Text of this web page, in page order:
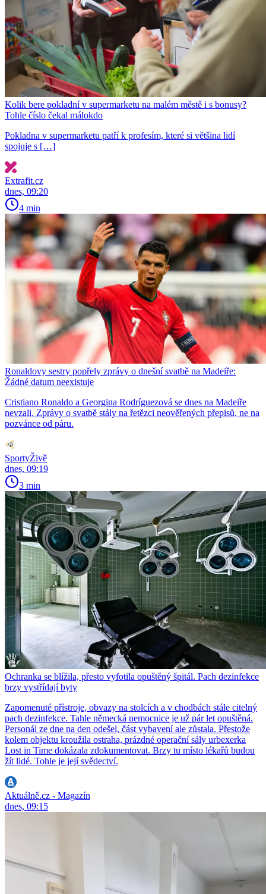
Kolik bere pokladní v supermarketu na malém městě i s bonusy?
Tohle číslo čekal málokdo
Pokladna v supermarketu patří k profesím, které si většina lidí
spojuje s […]
Extrafit.cz
dnes, 09:20
4 min
Ronaldovy sestry popřely zprávy o dnešní svatbě na Madeiře:
Žádné datum neexistuje
Cristiano Ronaldo a Georgina Rodríguezová se dnes na Madeiře
nevzali. Zprávy o svatbě stály na řetězci neověřených přepisů, ne na
pozvánce od páru.
SportyŽivě
dnes, 09:19
3 min
Ochranka se blížila, přesto vyfotila opuštěný špitál. Pach dezinfekce
brzy vystřídají byty
Zapomenuté přístroje, obvazy na stolcích a v chodbách stále citelný
pach dezinfekce. Tahle německá nemocnice je už pár let opuštěná.
Personál ze dne na den odešel, část vybavení ale zůstala. Přestože
kolem objektu kroužila ostraha, prázdné operační sály urbexerka
Lost in Time dokázala zdokumentovat. Brzy tu místo lékařů budou
žít lidé. Tohle je její svědectví.
Aktuálně.cz - Magazín
dnes, 09:15